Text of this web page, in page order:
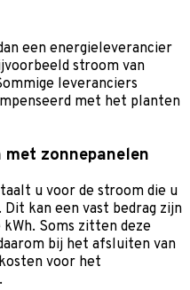
een energieleverancier
stroom van
leveranciers
met het planten
zonnepanelen
u voor de stroom die u
kan een vast bedrag zijn
Soms zitten deze
bij het afsluiten van
voor het